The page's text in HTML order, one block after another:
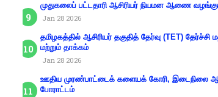
முதுகலைப் பட்டதாரி ஆசிரியர் நியமன ஆணை வழங்கும்
Jan 28 2026
தமிழகத்தில் ஆசிரியர் தகுதித் தேர்வு (TET)
மற்றும் தாக்கம்
Jan 28 2026
ஊதிய முரண்பாட்டைக் களையக் கோரி, இடைநிலை
போராட்டம்